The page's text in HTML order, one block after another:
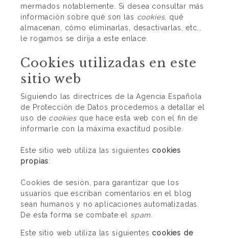
mermados notablemente. Si desea consultar más
información sobre qué son las cookies, qué
almacenan, cómo eliminarlas, desactivarlas, etc.,
le rogamos se dirija a este enlace.
Cookies utilizadas en este
sitio web
Siguiendo las directrices de la Agencia Española
de Protección de Datos procedemos a detallar el
uso de cookies que hace esta web con el fin de
informarle con la máxima exactitud posible.
Este sitio web utiliza las siguientes cookies
propias:
Cookies de sesión, para garantizar que los
usuarios que escriban comentarios en el blog
sean humanos y no aplicaciones automatizadas.
De esta forma se combate el spam
Este sitio web utiliza las siguientes cookies de